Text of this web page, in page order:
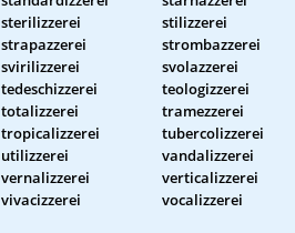
sterilizzerei
stilizzerei
strapazzerei
strombazzerei
svirilizzerei
svolazzerei
tedeschizzerei
teologizzerei
totalizzerei
tramezzerei
tropicalizzerei
tubercolizzerei
utilizzerei
vandalizzerei
vernalizzerei
verticalizzerei
vivacizzerei
vocalizzerei